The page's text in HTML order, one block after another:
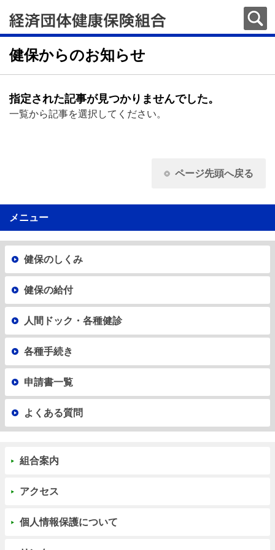
健保からのお知らせ
指定された記事が見つかりませんでした。
一覧から記事を選択してください。
ページ先頭へ戻る
メニュー
健保のしくみ
健保の給付
人間ドック・各種健診
各種手続き
申請書一覧
よくある質問
組合案内
アクセス
個人情報保護について